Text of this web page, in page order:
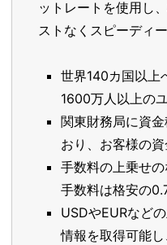
ットレートを使用し
ストなくスピーディ
世界140カ国以上
1600万人以上の
関東財務局に資
おり、お客様の資
手数料の上乗せ
手数料は格安の
USDやEURなど
情報を取得可能